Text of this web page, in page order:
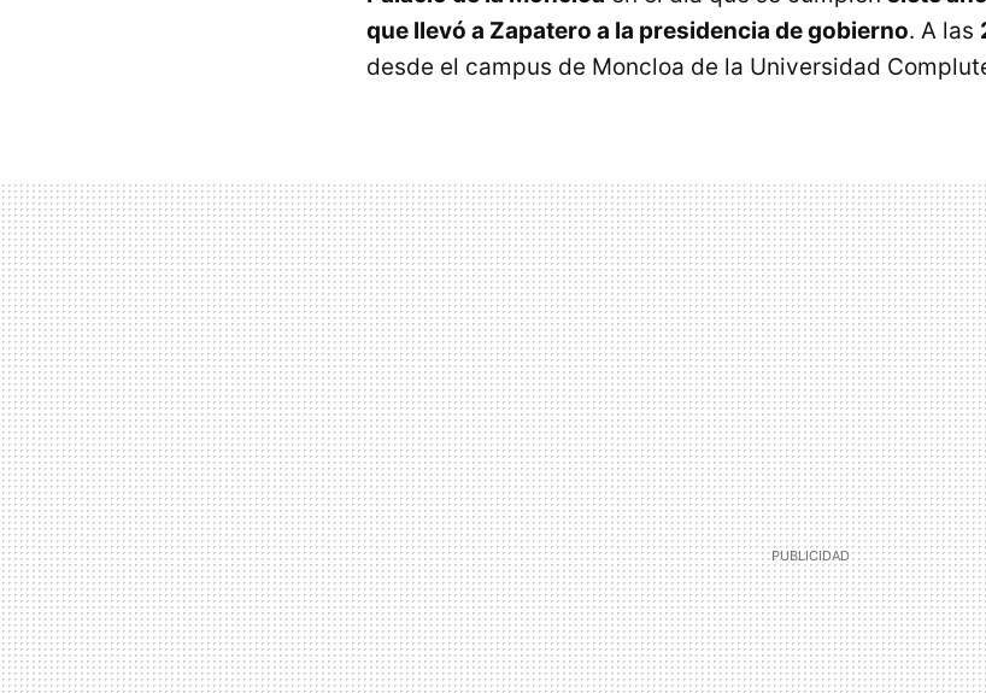
que llevó a Zapatero a la presidencia de gobierno. A las
desde el campus de Moncloa de la Universidad